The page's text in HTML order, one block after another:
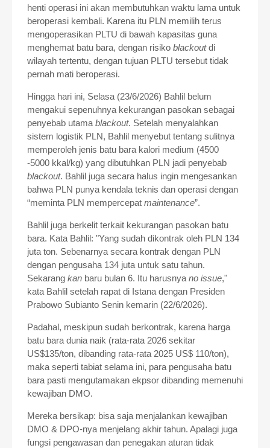
henti operasi ini akan membutuhkan waktu lama untuk
beroperasi kembali. Karena itu PLN memilih terus
mengoperasikan PLTU di bawah kapasitas guna
menghemat batu bara, dengan risiko blackoutdi
wilayah tertentu, dengan tujuan PLTU tersebut tidak
pernah mati beroperasi.
Hingga hari ini, Selasa (23/6/2026) Bahlil belum
mengakui sepenuhnya kekurangan pasokan sebagai
penyebab utama blackout. Setelah menyalahkan
sistem logistik PLN, Bahlil menyebut tentang sulitnya
memperoleh jenis batu bara kalori medium (4500
-5000 kkal/kg) yang dibutuhkan PLN jadi penyebab
blackout. Bahlil juga secara halus ingin mengesankan
bahwa PLN punya kendala teknis dan operasi dengan
“meminta PLN mempercepat maintenance”.
Bahlil juga berkelit terkait kekurangan pasokan batu
bara. Kata Bahlil: "Yang sudah dikontrak oleh PLN 134
juta ton. Sebenarnya secara kontrak dengan PLN
dengan pengusaha 134 juta untuk satu tahun.
Sekarang kan baru bulan 6. Itu harusnya no issue,"
kata Bahlil setelah rapat di Istana dengan Presiden
Prabowo Subianto Senin kemarin (22/6/2026).
Padahal, meskipun sudah berkontrak, karena harga
batu bara dunia naik (rata-rata 2026 sekitar
US$135/ton, dibanding rata-rata 2025 US$ 110/ton),
maka seperti tabiat selama ini, para pengusaha batu
bara pasti mengutamakan ekpsor dibanding memenuhi
kewajiban DMO.
Mereka bersikap: bisa saja menjalankan kewajiban
DMO & DPO-nya menjelang akhir tahun. Apalagi juga
fungsi pengawasan dan penegakan aturan tidak